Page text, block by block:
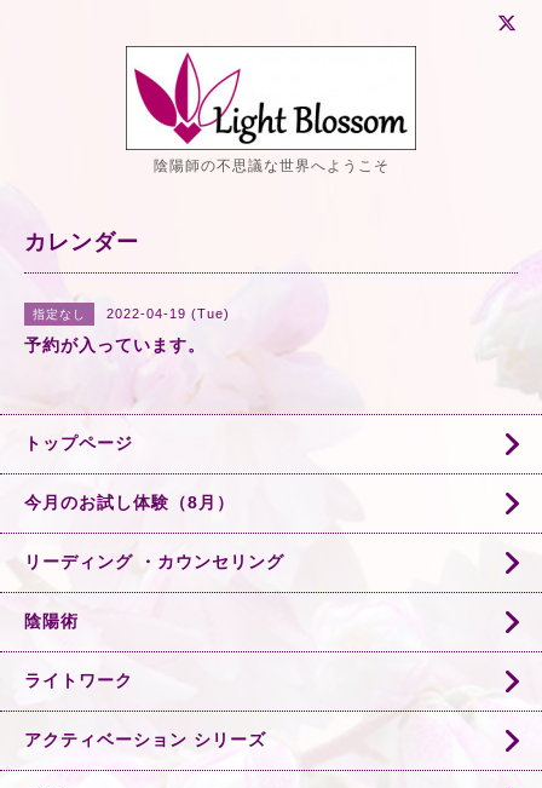
陰陽師の不思議な世界へようこそ
カレンダー
指定なし 2022-04-19 (Tue)
予約が入っています。
トップページ
今月のお試し体験（8月）
リーディング ・カウンセリング
陰陽術
ライトワーク
アクティベーション シリーズ